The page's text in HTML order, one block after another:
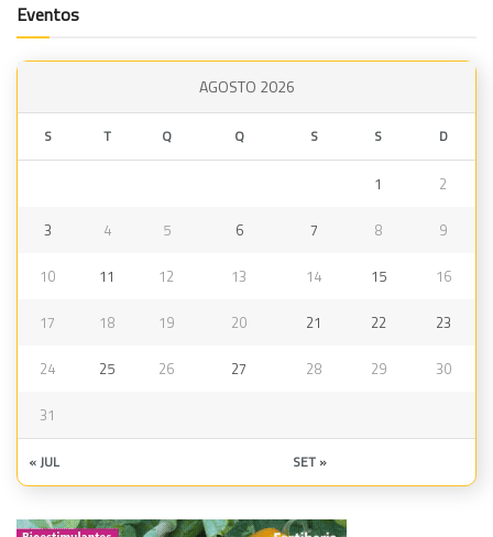
Eventos
AGOSTO 2026
S T Q Q S S D
1 2
3 4 5 6 7 8 9
10 11 12 13 14 15 16
17 18 19 20 21 22 23
24 25 26 27 28 29 30
31
« JUL SET »